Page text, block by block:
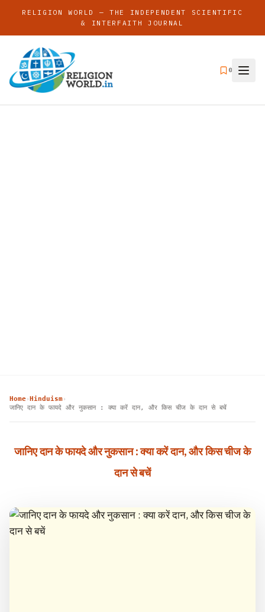
RELIGION WORLD — THE INDEPENDENT SCIENTIFIC
& INTERFAITH JOURNAL
0
Home› Hinduism›
जानिए दान के फायदे और नुकसान : क्या करें दान, और किस चीज के दान से बचें
जानिए दान के फायदे और नुकसान : क्या करें दान, और किस चीज के
दान से बचें